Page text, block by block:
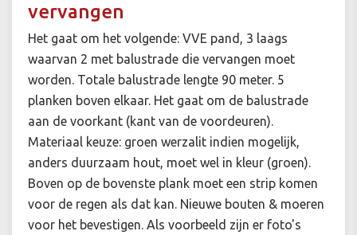
vervangen
Het gaat om het volgende: VVE pand, 3 laags
waarvan 2 met balustrade die vervangen moet
worden. Totale balustrade lengte 90 meter. 5
planken boven elkaar. Het gaat om de balustrade
aan de voorkant (kant van de voordeuren).
Materiaal keuze: groen werzalit indien mogelijk,
anders duurzaam hout, moet wel in kleur (groen).
Boven op de bovenste plank moet een strip komen
voor de regen als dat kan. Nieuwe bouten & moeren
voor het bevestigen. Als voorbeeld zijn er foto's